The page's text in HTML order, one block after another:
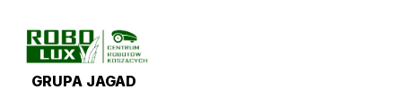
GRUPA JAGAD